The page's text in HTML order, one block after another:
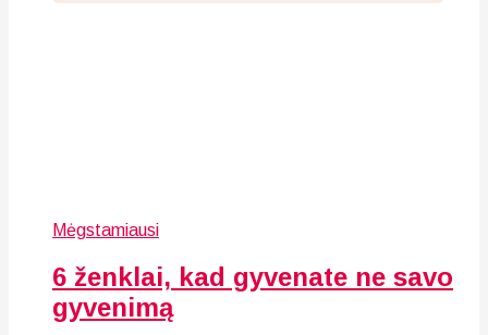
Mėgstamiausi
6 ženklai, kad gyvenate ne savo
gyvenimą